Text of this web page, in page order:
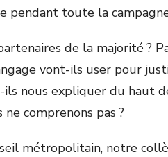
toute la campagne
de la majorité
vont-ils user pour
ils nous expliquer du haut
comprenons pas ?
métropolitain, notre